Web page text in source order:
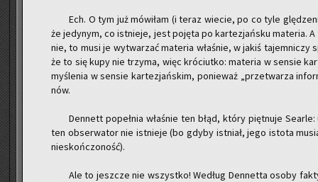
Ech. O tym już mó­wi­łam (i teraz wie­cie, po co tyle
że je­dy­nym, co ist­nie­je, jest po­ję­ta po kar­te­zjań­sku ma­te­ria.
nie, to musi je wy­twa­rzać ma­te­ria wła­śnie, w jakiś ta­jem­ni­czy
że to się kupy nie trzy­ma, więc kró­ciut­ko: ma­te­ria w sen­sie
my­śle­nia w sen­sie kar­te­zjań­skim, po­nie­waż „prze­twa­rza
nów.
Den­nett po­peł­nia wła­śnie ten błąd, który pięt­nu­je
ten ob­ser­wa­tor nie ist­nie­je (bo gdyby ist­niał, jego isto­ta
nie­skoń­czo­ność).
Ale to jesz­cze nie wszyst­ko! We­dług Den­net­ta osoby